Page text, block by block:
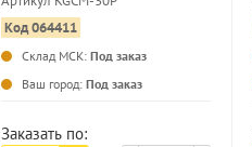
Код 064411
Склад МСК: Под заказ
Ваш город: Под заказ
Заказать по: